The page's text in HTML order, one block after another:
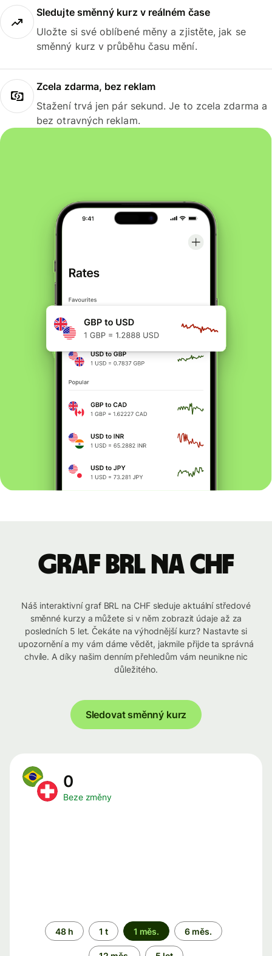
Sledujte směnný kurz v reálném čase
Uložte si své oblíbené měny a zjistěte, jak se
směnný kurz v průběhu času mění.
Zcela zdarma, bez reklam
Stažení trvá jen pár sekund. Je to zcela zdarma a
bez otravných reklam.
graf BRL na CHF
Náš interaktivní graf BRL na CHF sleduje aktuální středové
směnné kurzy a můžete si v něm zobrazit údaje až za
posledních 5 let. Čekáte na výhodnější kurz? Nastavte si
upozornění a my vám dáme vědět, jakmile přijde ta správná
chvíle. A díky našim denním přehledům vám neunikne nic
důležitého.
Sledovat směnný kurz
0
Beze změny
Časové
období
48 h 1 t 1 měs. 6 měs.